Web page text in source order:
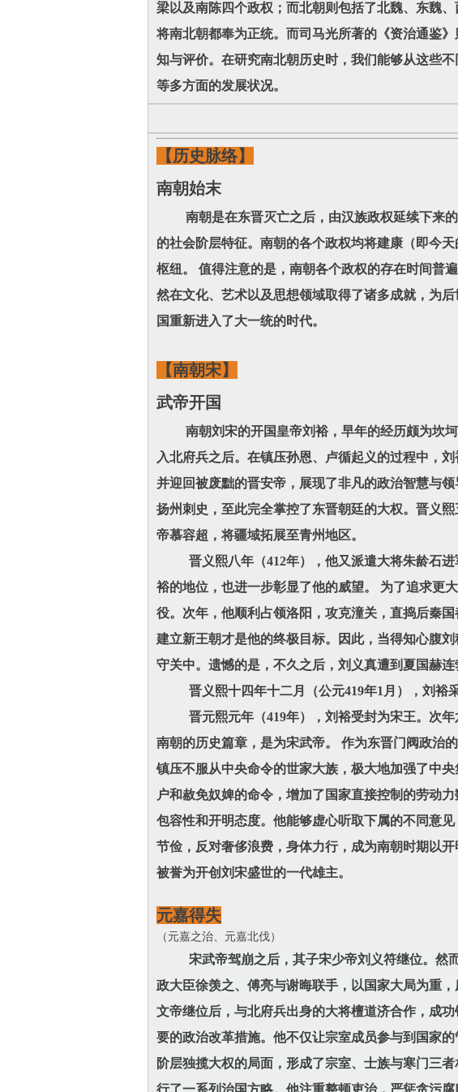
梁以及南陈四个政权；而北朝则包括了北魏、东魏
将南北朝都奉为正统。而司马光所著的《资治通鉴
知与评价。在研究南北朝历史时，我们能够从这些
等多方面的发展状况。
【历史脉络】
南朝始末
南朝是在东晋灭亡之后，由汉族政权延续下来的
的社会阶层特征。南朝的各个政权均将建康（即今
枢纽。 值得注意的是，南朝各个政权的存在时间普
然在文化、艺术以及思想领域取得了诸多成就，为
国重新进入了大一统的时代。
【南朝宋】
武帝开国
南朝刘宋的开国皇帝刘裕，早年的经历颇为坎坷
入北府兵之后。在镇压孙恩、卢循起义的过程中，
并迎回被废黜的晋安帝，展现了非凡的政治智慧与
扬州刺史，至此完全掌控了东晋朝廷的大权。晋义
帝慕容超，将疆域拓展至青州地区。
晋义熙八年（412年），他又派遣大将朱龄石进
裕的地位，也进一步彰显了他的威望。 为了追求更
役。次年，他顺利占领洛阳，攻克潼关，直捣后秦
建立新王朝才是他的终极目标。因此，当得知心腹
守关中。遗憾的是，不久之后，刘义真遭到夏国赫
晋义熙十四年十二月（公元419年1月），刘裕采
晋元熙元年（419年），刘裕受封为宋王。次年
南朝的历史篇章，是为宋武帝。 作为东晋门阀政治
镇压不服从中央命令的世家大族，极大地加强了中
户和赦免奴婢的命令，增加了国家直接控制的劳动
包容性和开明态度。他能够虚心听取下属的不同意
节俭，反对奢侈浪费，身体力行，成为南朝时期以
被誉为开创刘宋盛世的一代雄主。
元嘉得失
（元嘉之治、元嘉北伐）
宋武帝驾崩之后，其子宋少帝刘义符继位。然
政大臣徐羡之、傅亮与谢晦联手，以国家大局为重
文帝继位后，与北府兵出身的大将檀道济合作，成
要的政治改革措施。他不仅让宗室成员参与到国家
阶层独揽大权的局面，形成了宗室、士族与寒门三
行了一系列治国方略。他注重整顿吏治，严惩贪污